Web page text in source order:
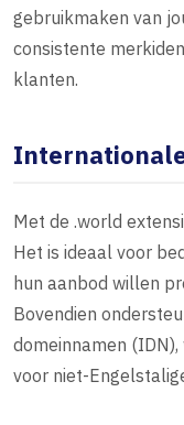
gebruikmaken van
consistente
klanten.
Internationale
Met de .world
Het is ideaal voor
hun aanbod willen
Bovendien
domeinnamen
voor niet-